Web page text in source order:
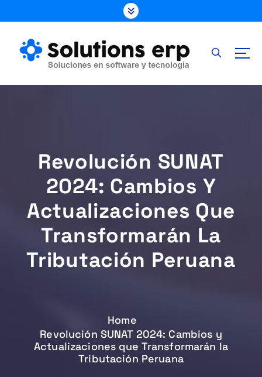
k
c
Revolución SUNAT
2024: Cambios Y
Actualizaciones Que
Transformarán La
Tributación Peruana
Home
Revolución SUNAT 2024: Cambios y
Actualizaciones que Transformarán la
Tributación Peruana